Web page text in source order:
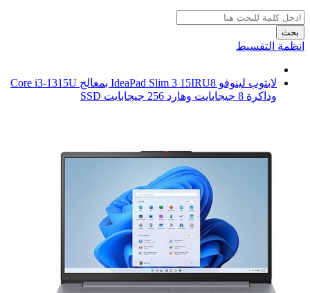
بحث
انظمة التقسيط
لابتوب لينوفو IdeaPad Slim 3 15IRU8 بمعالج Core i3-1315U
وذاكرة 8 جيجابايت وهارد 256 جيجابايت SSD